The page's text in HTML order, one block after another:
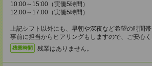
10:00～15:00（実働5時間）
12:00～17:00（実働5時間）
上記シフト以外にも、早朝や深夜など希望の時間
事前に担当からヒアリングもしますので、ご安心く
残業時間 残業はありません。